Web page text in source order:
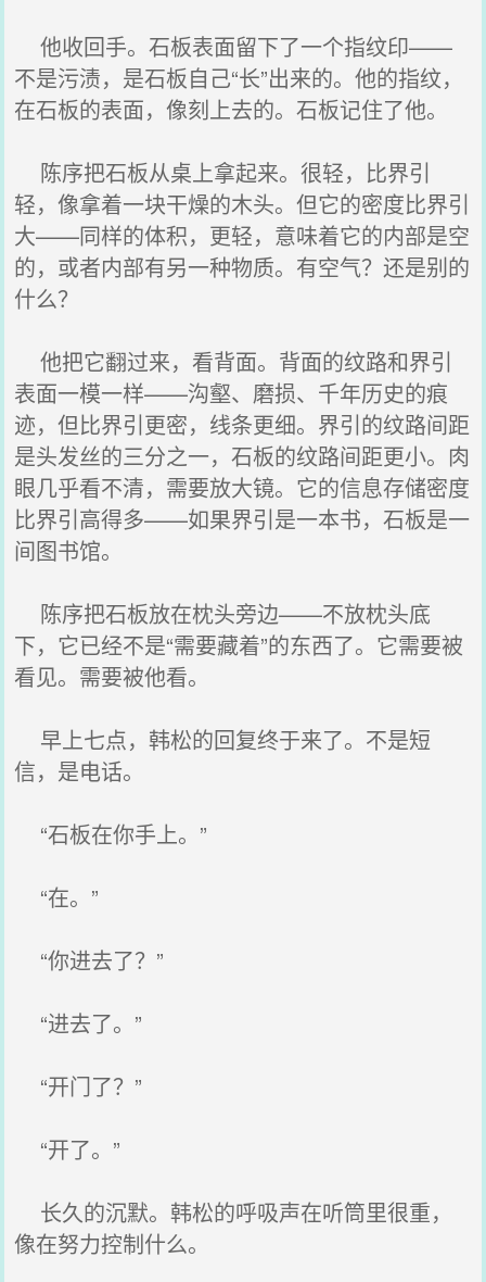
他收回手。石板表面留下了一个指纹印——
不是污渍，是石板自己“长”出来的。他的指纹，
在石板的表面，像刻上去的。石板记住了他。
陈序把石板从桌上拿起来。很轻，比界引
轻，像拿着一块干燥的木头。但它的密度比界引
大——同样的体积，更轻，意味着它的内部是空
的，或者内部有另一种物质。有空气？还是别的
什么？
他把它翻过来，看背面。背面的纹路和界引
表面一模一样——沟壑、磨损、千年历史的痕
迹，但比界引更密，线条更细。界引的纹路间距
是头发丝的三分之一，石板的纹路间距更小。肉
眼几乎看不清，需要放大镜。它的信息存储密度
比界引高得多——如果界引是一本书，石板是一
间图书馆。
陈序把石板放在枕头旁边——不放枕头底
下，它已经不是“需要藏着”的东西了。它需要被
看见。需要被他看。
早上七点，韩松的回复终于来了。不是短
信，是电话。
“石板在你手上。”
“在。”
“你进去了？”
“进去了。”
“开门了？”
“开了。”
长久的沉默。韩松的呼吸声在听筒里很重，
像在努力控制什么。